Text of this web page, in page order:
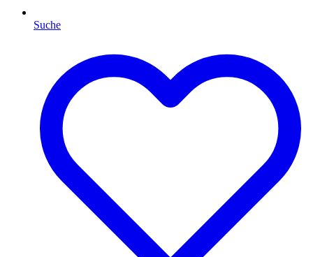
Suche